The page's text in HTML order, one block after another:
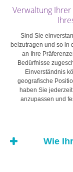
myINVEST|
Dezentrales
Verwaltung
Sind Sie
beizutragen und so in
an Ihre
Bedürfnisse
Einverständnis
geografische
haben Sie
anzupassen und
Wie